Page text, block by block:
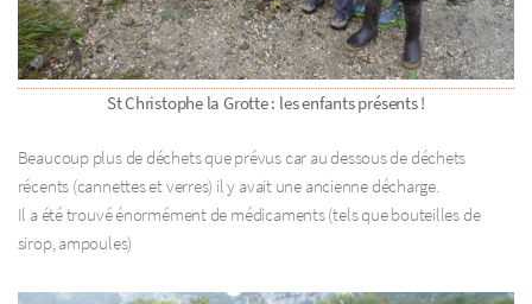
St Christophe la Grotte : les enfants présents !
Beaucoup plus de déchets que prévus car au dessous de déchets
récents (cannettes et verres) il y avait une ancienne décharge.
Il a été trouvé énormément de médicaments (tels que bouteilles de
sirop, ampoules)